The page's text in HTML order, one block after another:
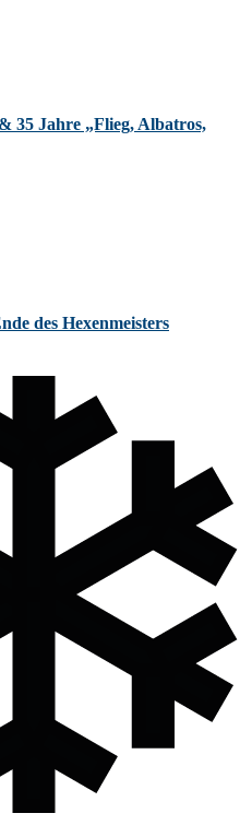
35 Jahre „Flieg, Albatros,
des Hexenmeisters